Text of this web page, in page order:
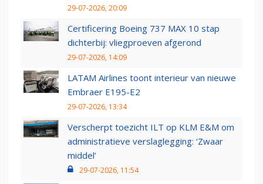
29-07-2026, 20:09
Certificering Boeing 737 MAX 10 stap
dichterbij: vliegproeven afgerond
29-07-2026, 14:09
LATAM Airlines toont interieur van nieuwe
Embraer E195-E2
29-07-2026, 13:34
Verscherpt toezicht ILT op KLM E&M om
administratieve verslaglegging: ‘Zwaar
middel’
29-07-2026, 11:54